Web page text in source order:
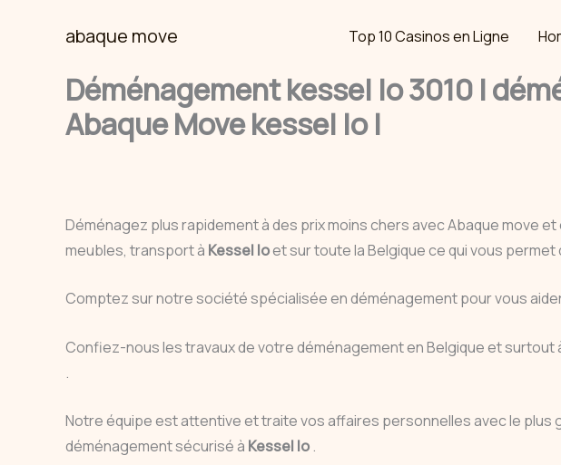
abaque move Top 10 Casinos en Ligne
Déménagement kessel lo 3010 |
Abaque Move kessel lo |
Déménagez plus rapidement à des prix moins chers avec Abaque move
meubles, transport à Kessel loet sur toute la Belgique ce qui vous
Comptez sur notre société spécialisée en déménagement pour vous
Confiez-nous les travaux de votre déménagement en Belgique et surtout
.
Notre équipe est attentive et traite vos affaires personnelles avec le plus
déménagement sécurisé à Kessel lo.